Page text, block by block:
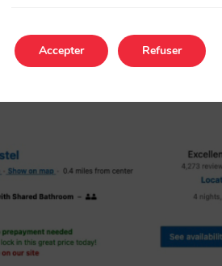
lien désactivé) ou de rester
“native ads” resteront
de créer un lien vers
Accepter Refuser